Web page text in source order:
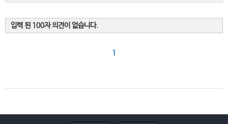
입력 된 100자 의견이 없습니다.
1